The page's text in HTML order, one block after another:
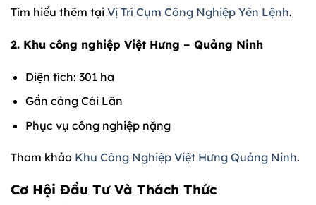
Tìm hiểu thêm tại Vị Trí Cụm Công Nghiệp Yên Lệnh.
2. Khu công nghiệp Việt Hưng – Quảng Ninh
Diện tích: 301 ha
Gần cảng Cái Lân
Phục vụ công nghiệp nặng
Tham khảo Khu Công Nghiệp Việt Hưng Quảng Ninh.
Cơ Hội Đầu Tư Và Thách Thức